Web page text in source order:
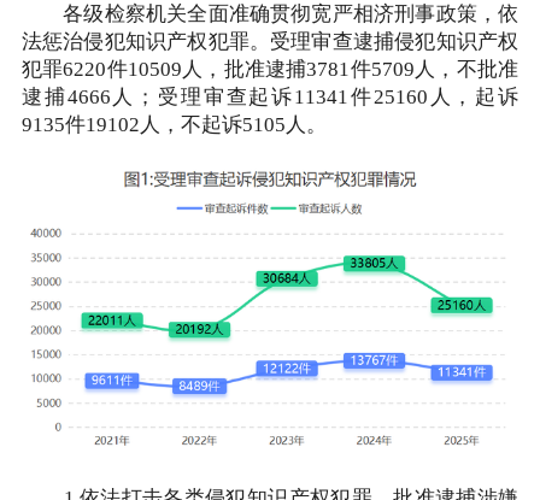
各级检察机关全面准确贯彻宽严相济刑事政策，依
法惩治侵犯知识产权犯罪。受理审查逮捕侵犯知识产权
犯罪6220件10509人，批准逮捕3781件5709人，不批准
逮捕4666人；受理审查起诉11341件25160人，起诉
9135件19102人，不起诉5105人。